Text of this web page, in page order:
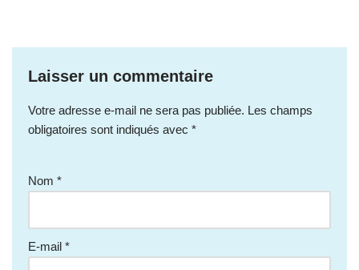
Laisser un commentaire
Votre adresse e-mail ne sera pas publiée. Les champs
obligatoires sont indiqués avec *
Nom *
E-mail *